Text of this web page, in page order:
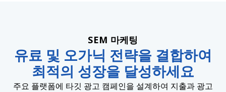
SEM 마케팅
유료 및 오가닉 전략을 결합하여
최적의 성장을 달성하세요
주요 플랫폼에 타깃 광고 캠페인을 설계하여 지출과 광고